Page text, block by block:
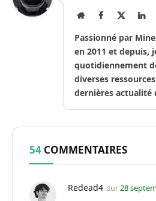
Site
Facebook
X
Passionné par
en 2011 et depuis,
quotidiennement
diverses
dernières actualité
54 COMMENTAIRES
Redead4 sur28